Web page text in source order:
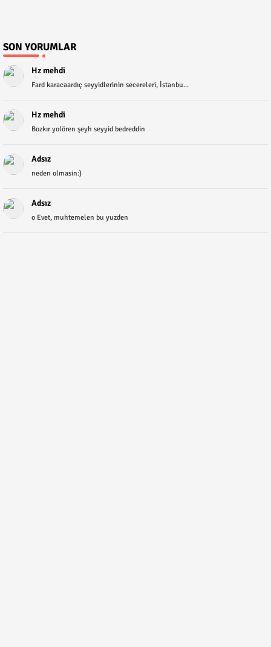
SON YORUMLAR
Hz mehdi
Fard karacaardıç seyyidlerinin secereleri, İstanbu...
Hz mehdi
Bozkır yolören şeyh seyyid bedreddin
Adsız
neden olmasin:)
Adsız
o Evet, muhtemelen bu yuzden